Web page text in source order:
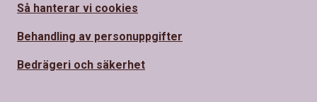
Så hanterar vi cookies
Behandling av personuppgifter
Bedrägeri och säkerhet